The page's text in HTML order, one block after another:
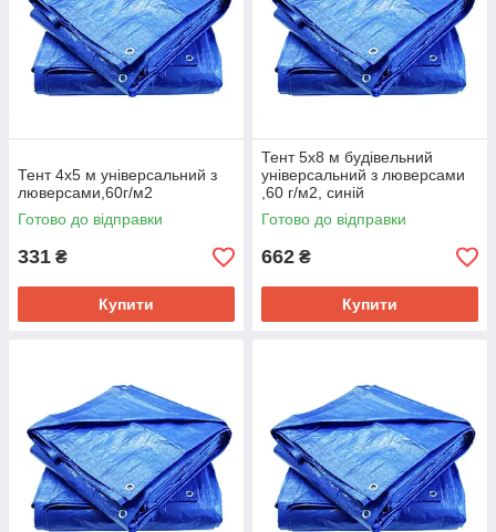
Тент 4х5 м універсальний з
люверсами,60г/м2
Готово до відправки
331 ₴
Купити
Тент 5х8 м будівельний
універсальний з люверсами
,60 г/м2, синій
Готово до відправки
662 ₴
Купити